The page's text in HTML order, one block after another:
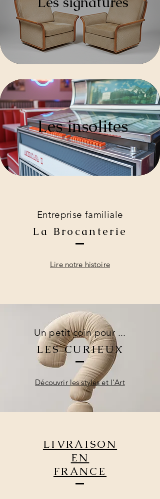
Les insolites
Entreprise familiale
La Brocanterie
Lire notre histoire
Un petit coin pour ...
LES CURIEUX
Découvrir les styles et l'Art
LIVRAISON
EN
FRANCE